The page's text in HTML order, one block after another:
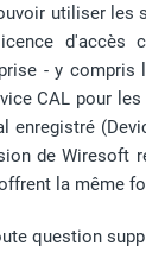
utiliser les
d'accès
- y compris
CAL pour
enregistré
de Wiresoft
la même
question